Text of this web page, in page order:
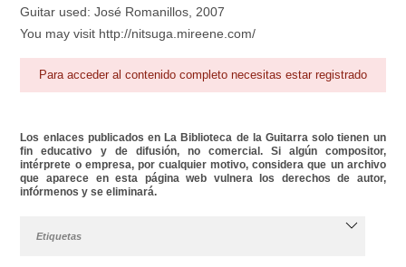
Guitar used: José Romanillos, 2007
You may visit http://nitsuga.mireene.com/
Para acceder al contenido completo necesitas estar registrado
Los enlaces publicados en La Biblioteca de la Guitarra solo tienen un
fin educativo y de difusión, no comercial. Si algún compositor,
intérprete o empresa, por cualquier motivo, considera que un archivo
que aparece en esta página web vulnera los derechos de autor,
infórmenos y se eliminará.
Etiquetas